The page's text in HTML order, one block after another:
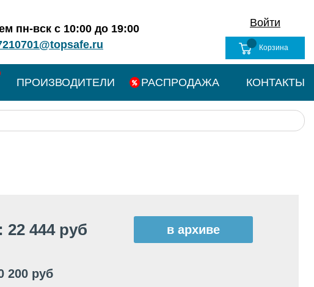
Войти
Корзина
пн-вск с 10:00 до 19:00
ПРОИЗВОДИТЕЛИ РАСПРОДАЖА КОНТАКТЫ
22 444 руб
200 руб
в архиве